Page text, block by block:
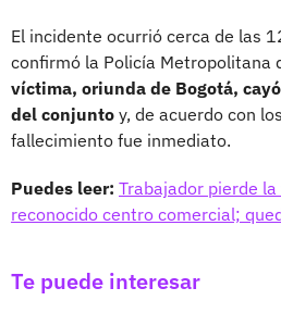
El incidente ocurrió cerca de las
confirmó la Policía Metropolitana
víctima, oriunda de Bogotá,
del conjunto y, de acuerdo con
fallecimiento fue inmediato.
Puedes leer: Trabajador pierde
reconocido centro comercial;
Te puede interesar